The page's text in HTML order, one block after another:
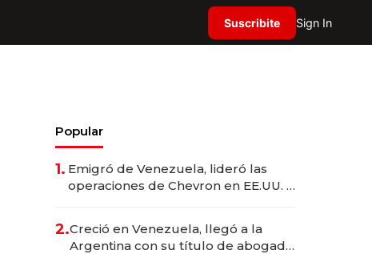
Suscribite Sign In
Popular
1. Emigró de Venezuela, lideró las
operaciones de Chevron en EE.UU. y
2.Creció en Venezuela, llegó a la
Argentina con su título de abogado